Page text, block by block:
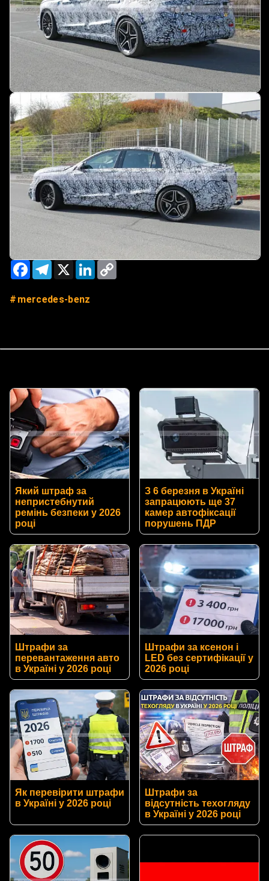
FacebookTelegram
X LinkedIn
mercedes-benz
Який штраф за
непристебнутий
ремінь безпеки у 2026
році
З 6 березня в Україні
запрацюють ще 37
камер автофіксації
порушень ПДР
Штрафи за
перевантаження авто
в Україні у 2026 році
Штрафи за ксенон і
LED без сертифікації у
2026 році
Як перевірити штрафи
в Україні у 2026 році
Штрафи за
відсутність техогляду
в Україні у 2026 році